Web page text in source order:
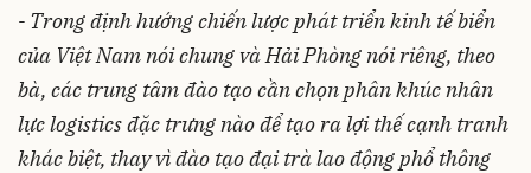
- Trong định hướng chiến lược phát triển kinh tế biển
của Việt Nam nói chung và Hải Phòng nói riêng, theo
bà, các trung tâm đào tạo cần chọn phân khúc nhân
lực logistics đặc trưng nào để tạo ra lợi thế cạnh tranh
khác biệt, thay vì đào tạo đại trà lao động phổ thông